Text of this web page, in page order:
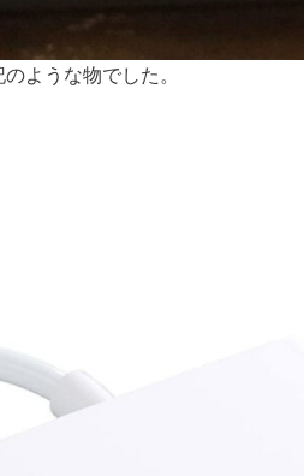
ような物でした。